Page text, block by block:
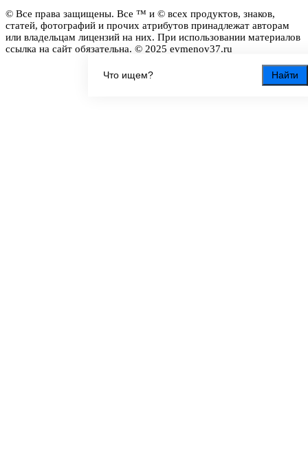
Найти
© Все права защищены. Все ™ и © всех продуктов, знаков,
статей, фотографий и прочих атрибутов принадлежат авторам
или владельцам лицензий на них. При использовании материалов
ссылка на сайт обязательна. © 2025 evmenov37.ru